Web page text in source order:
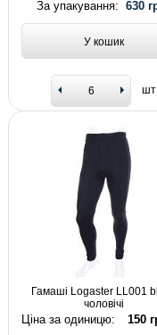
За упакування:630
У кошик
шт
Гамаші Logaster LL001
чоловічі
Ціна за одиницю: 150